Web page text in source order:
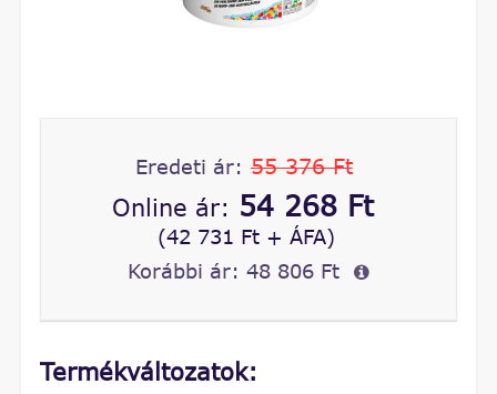
Eredeti ár: 55 376 Ft
Online ár: 54 268 Ft
(42 731 Ft + ÁFA)
Korábbi ár: 48 806 Ft
Termékváltozatok: